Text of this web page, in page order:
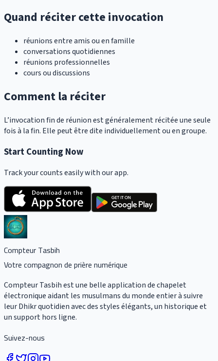
Quand réciter cette invocation
réunions entre amis ou en famille
conversations quotidiennes
réunions professionnelles
cours ou discussions
Comment la réciter
L’invocation fin de réunion est généralement récitée une seule
fois à la fin. Elle peut être dite individuellement ou en groupe.
Start Counting Now
Track your counts easily with our app.
Compteur Tasbih
Votre compagnon de prière numérique
Compteur Tasbih est une belle application de chapelet
électronique aidant les musulmans du monde entier à suivre
leur Dhikr quotidien avec des styles élégants, un historique et
un support hors ligne.
Suivez-nous